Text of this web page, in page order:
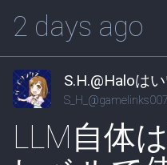
2 days ago
S.H.@Haloは
LLM自体